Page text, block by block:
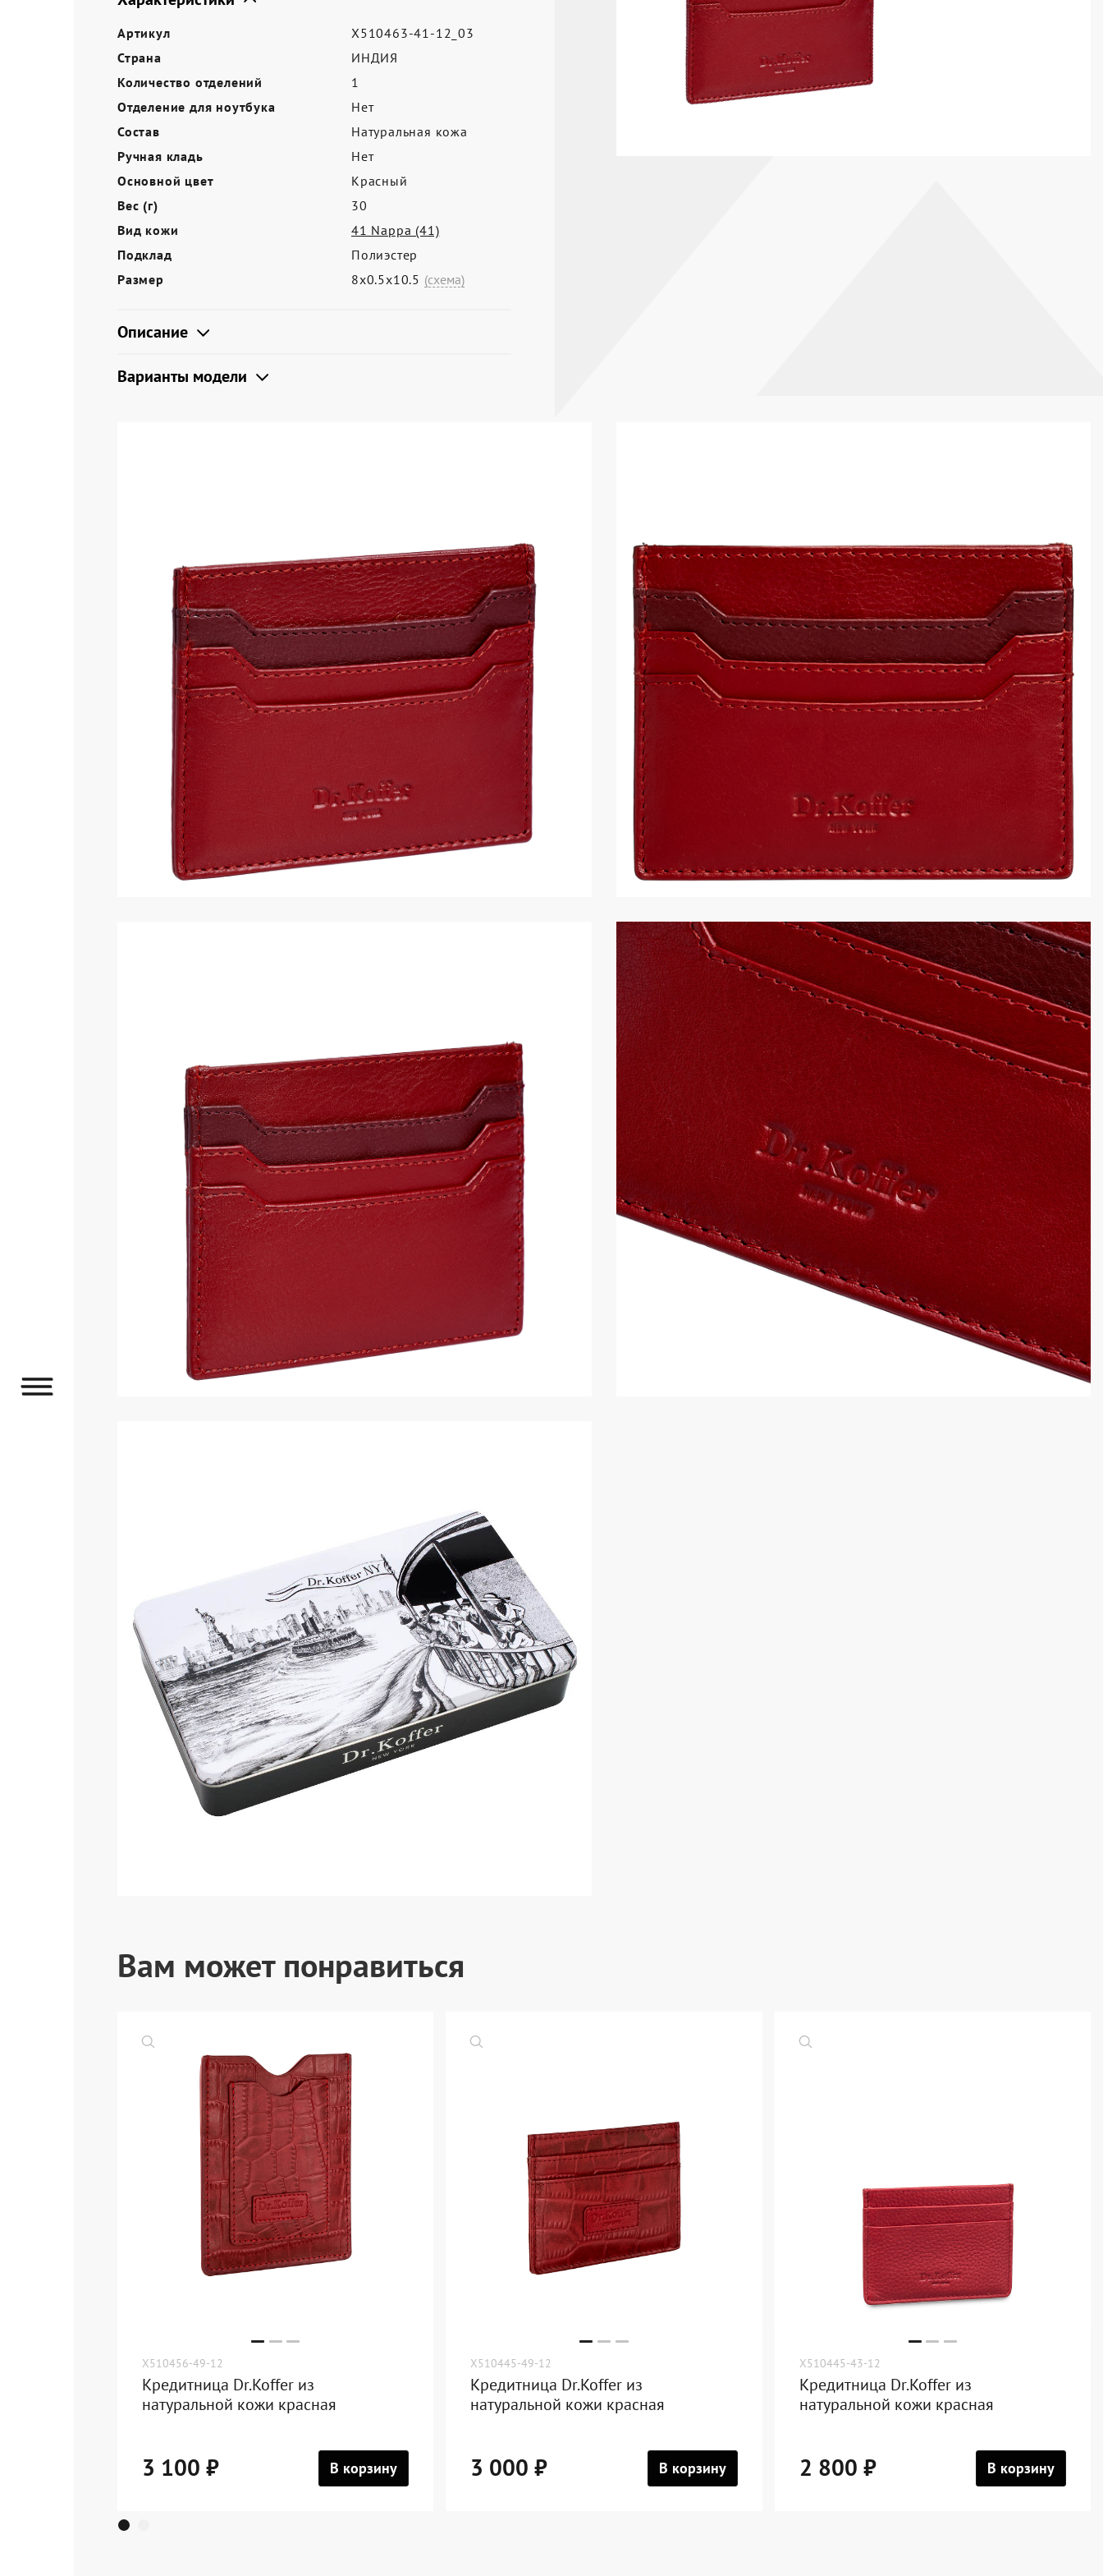
Акции
Артикул
X510463-41-12_03
Страна
ИНДИЯ
Количество отделений
1
Отделение для ноутбука
Нет
Состав
Натуральная кожа
Ручная кладь
Нет
Основной цвет
Красный
Вес (г)
30
Вид кожи
41 Nappa (41)
Подклад
Полиэстер
Размер
8х0.5х10.5 (схема)
Описание
Варианты модели
Вам может понравиться
X510456-49-12
Кредитница Dr.Koffer из
натуральной кожи красная
3 100 ₽ В корзину
X510445-49-12
Кредитница Dr.Koffer из
натуральной кожи красная
3 000 ₽ В корзину
X510445-43-12
Кредитница Dr.Koffer из
натуральной кожи красная
2 800 ₽ В корзину